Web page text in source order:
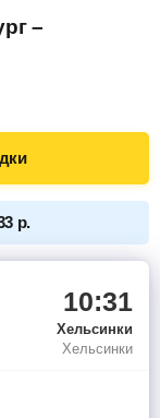
–
р.
10:31
Хельсинки
Хельсинки